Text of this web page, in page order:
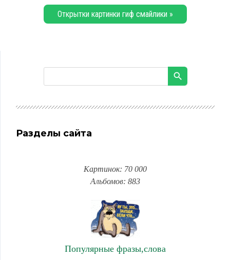
Открытки картинки гиф смайлики »
Разделы сайта
Картинок: 70 000
Альбомов: 883
Популярные фразы,слова